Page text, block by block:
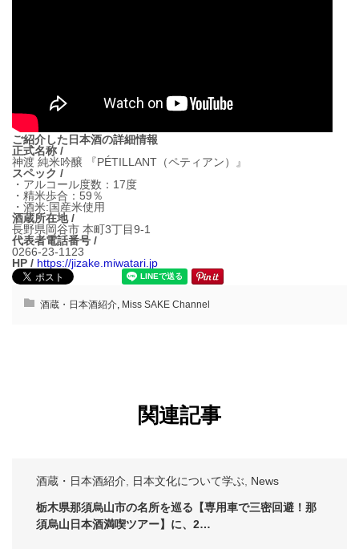
ご紹介した日本酒の詳細情報
正式名称 /
神渡 純米吟醸 『PÉTILLANT（ペティアン）』
スペック /
・アルコール度数：17度
・精米歩合：59％
・酒米:国産米使用
酒蔵所在地 /
長野県岡谷市 本町3丁目9-1
代表者電話番号 /
0266-23-1123
HP / https://jizake.miwatari.jp
酒蔵・日本酒紹介, Miss SAKE Channel
関連記事
酒蔵・日本酒紹介 日本文化について学ぶ News
栃木県那須烏山市の名所を巡る【専用車で三密回避！那
須烏山日本酒満喫ツアー】に、2…